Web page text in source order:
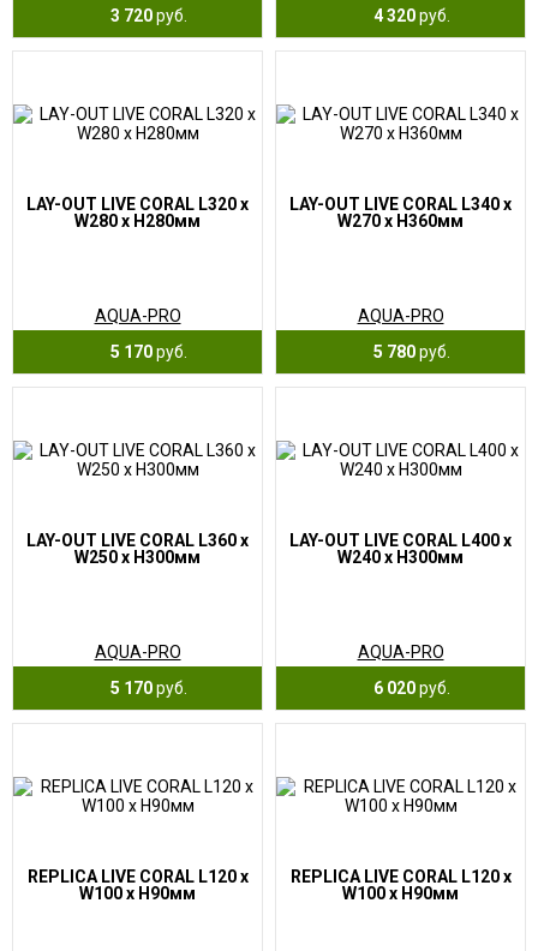
3 720руб.
4 320руб.
LAY-OUT LIVE CORAL L320 x
W280 x H280мм
AQUA-PRO
5 170руб.
LAY-OUT LIVE CORAL L340 x
W270 x H360мм
AQUA-PRO
5 780руб.
LAY-OUT LIVE CORAL L360 x
W250 x H300мм
AQUA-PRO
5 170руб.
LAY-OUT LIVE CORAL L400 x
W240 x H300мм
AQUA-PRO
6 020руб.
REPLICA LIVE CORAL L120 x
W100 x H90мм
REPLICA LIVE CORAL L120 x
W100 x H90мм